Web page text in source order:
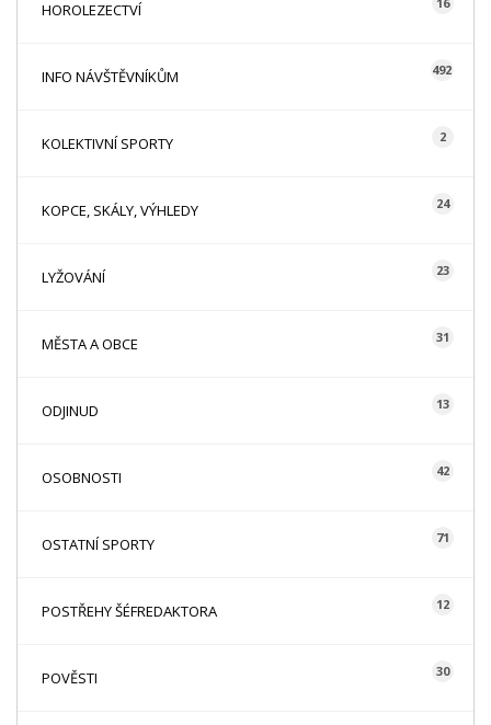
HOROLEZECTVÍ
INFO NÁVŠTĚVNÍKŮM 492
KOLEKTIVNÍ SPORTY 2
KOPCE, SKÁLY, VÝHLEDY 24
LYŽOVÁNÍ 23
MĚSTA A OBCE 31
ODJINUD 13
OSOBNOSTI 42
OSTATNÍ SPORTY 71
POSTŘEHY ŠÉFREDAKTORA 12
POVĚSTI 30